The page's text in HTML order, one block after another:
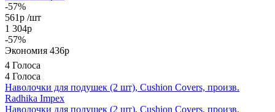
-57%
561р /шт
1 304р
-57%
Экономия 436р
4 Голоса
4 Голоса
Наволочки для подушек (2 шт), Cushion Covers, произв.
Radhika Impex
Наволочки для подушек (2 шт), Cushion Covers, произв.